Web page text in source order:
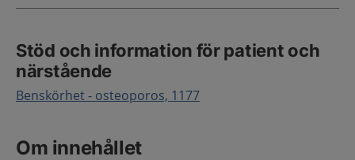
Stöd och information för patient och
närstående
Benskörhet - osteoporos, 1177
Om innehållet